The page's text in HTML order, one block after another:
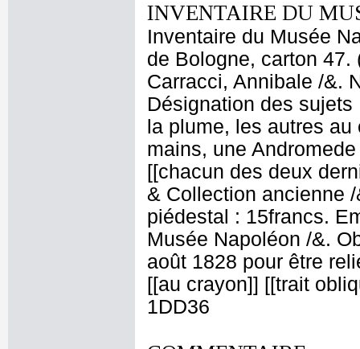
INVENTAIRE DU
Inventaire du Musée
de Bologne, carton 47.
Carracci, Annibale /&.
Désignation des
la plume, les autres
mains, une
[[chacun des deux
& Collection ancienne
piédestal : 15francs.
Musée Napoléon /&.
août 1828 pour être
[[au crayon]] [[trait
1DD36